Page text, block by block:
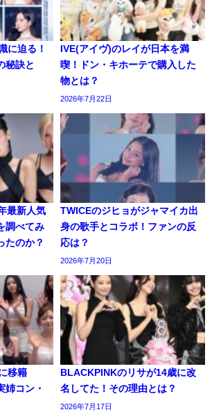
に迫る！
秘訣と
IVE(アイヴ)のレイが日本を満
喫！ドン・キホーテで購入した
物とは？
2026年7月22日
最新人気
調べてみ
たのか？
TWICEのジヒョがジャマイカ出
身の歌手とコラボ！ファンの反
応は？
2026年7月20日
移籍
姉コン・
BLACKPINKのリサが14歳に改
名してた！その理由とは？
2026年7月17日